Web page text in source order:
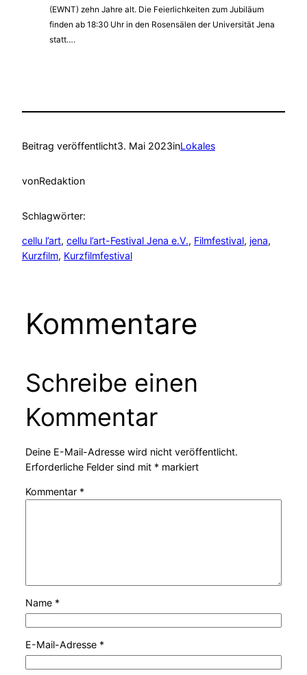
(EWNT) zehn Jahre alt. Die Feierlichkeiten zum Jubiläum
finden ab 18:30 Uhr in den Rosensälen der Universität Jena
statt….
Beitrag veröffentlicht3. Mai 2023inLokales
vonRedaktion
Schlagwörter:
cellu l’art, cellu l’art-Festival Jena e.V., Filmfestival, jena
Kurzfilm, Kurzfilmfestival
Kommentare
Schreibe einen
Kommentar
Deine E-Mail-Adresse wird nicht veröffentlicht.
Erforderliche Felder sind mit *markiert
Kommentar *
Name *
E-Mail-Adresse *